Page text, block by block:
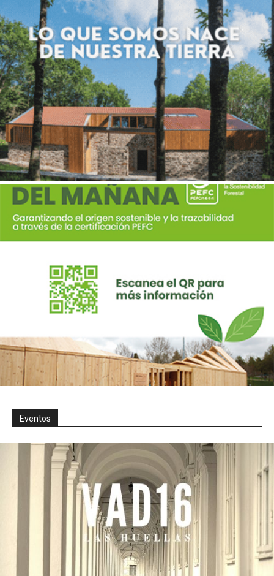
Eventos